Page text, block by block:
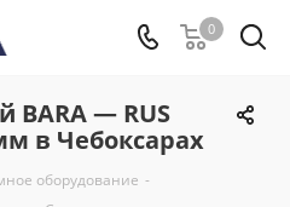
0
BARA — RUS
в Чебоксарах
оборудование -